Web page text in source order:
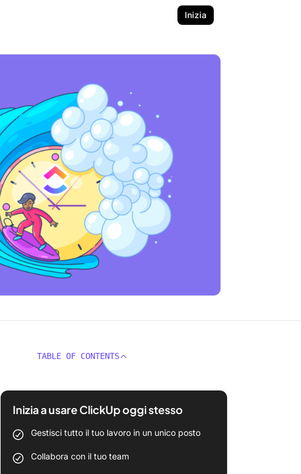
Inizia
TABLE OF CONTENTS
Inizia a usare ClickUp oggi stesso
Gestisci tutto il tuo lavoro in un unico posto
Collabora con il tuo team